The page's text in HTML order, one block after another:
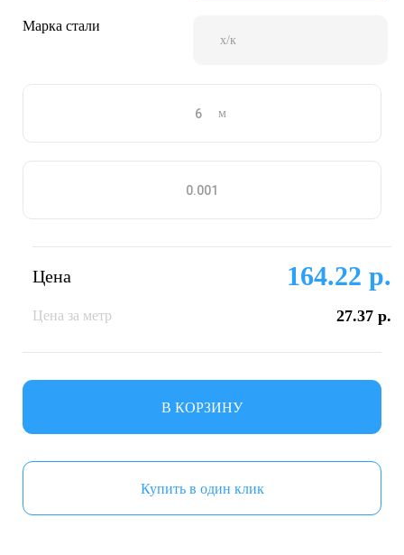
Марка стали
х/к
м
Цена 164.22 р.
Цена за метр 27.37 р.
В КОРЗИНУ
Купить в один клик